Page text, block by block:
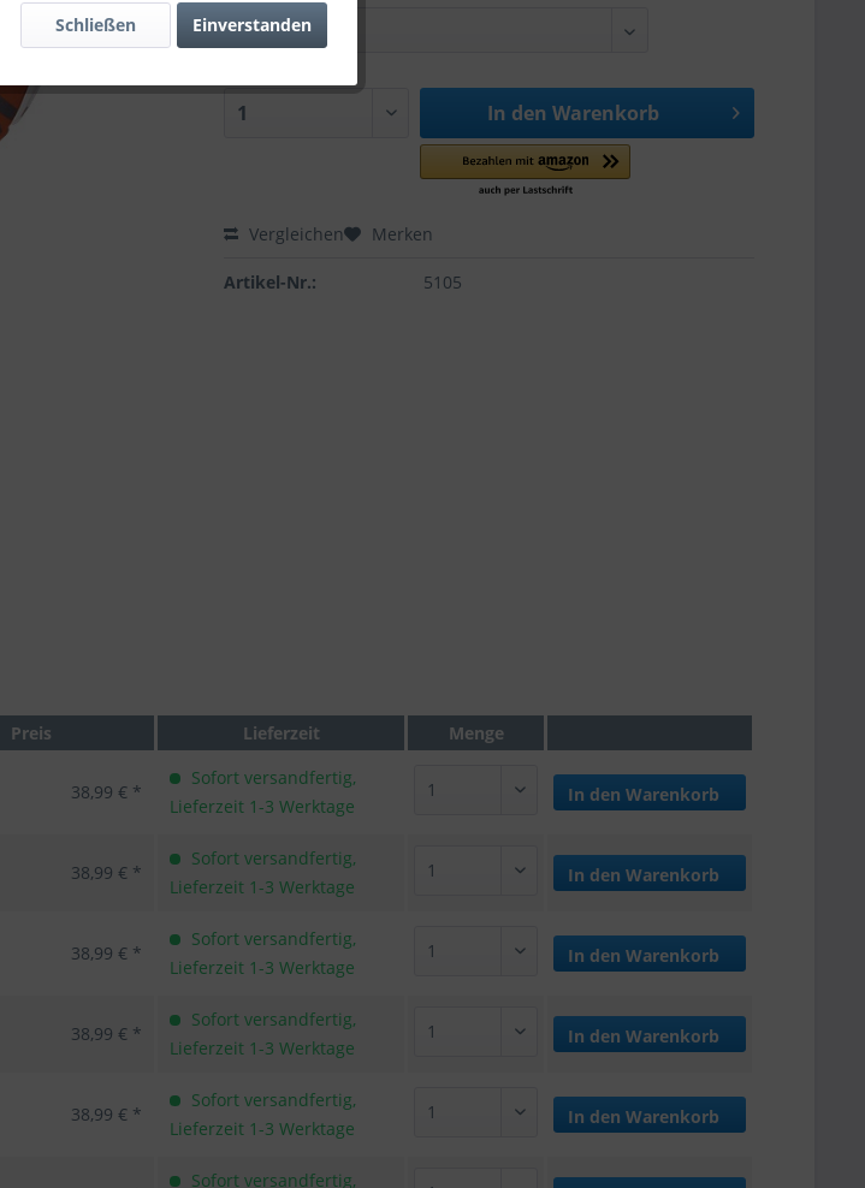
In den Warenkorb
Vergleichen Merken
Artikel-Nr.: 5105
Preis Lieferzeit Menge
38,99 € *
Sofort versandfertig,
Lieferzeit 1-3 Werktage
In den Warenkorb
38,99 € *
Sofort versandfertig,
Lieferzeit 1-3 Werktage
In den Warenkorb
38,99 € *
Sofort versandfertig,
Lieferzeit 1-3 Werktage
In den Warenkorb
38,99 € *
Sofort versandfertig,
Lieferzeit 1-3 Werktage
In den Warenkorb
38,99 € *
Sofort versandfertig,
Lieferzeit 1-3 Werktage
In den Warenkorb
Sofort versandfertig,
Einverstanden
Schließen